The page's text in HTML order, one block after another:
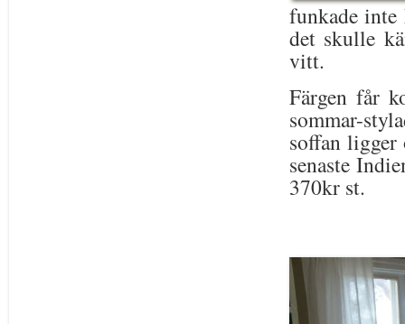
funkade
det skulle
vitt.
Färgen får
sommar-
soffan ligger
senaste
370kr st.